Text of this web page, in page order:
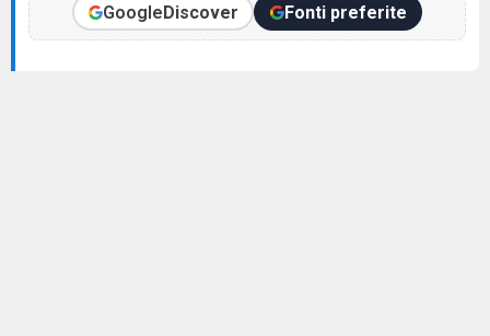
GoogleDiscover Fonti preferite